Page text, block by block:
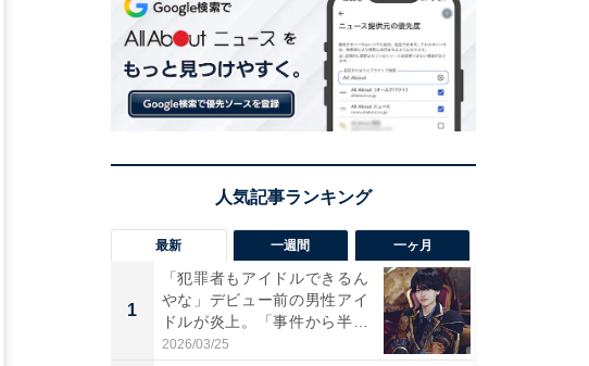
最新 一週間 一ヶ月
1
「犯罪者もアイドルできるん
やな」デビュー前の男性アイ
ドルが炎上。「事件から半年
も...
2026/03/25